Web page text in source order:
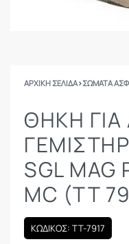
ΑΡΧΙΚΉ ΣΕΛΊΔΑ›ΣΩΜΑΤΑ
ΘΉΚΗ ΓΙΑ
SGL MAG
MC (TT
ΚΩΔΙΚΟΣ: TT-7917